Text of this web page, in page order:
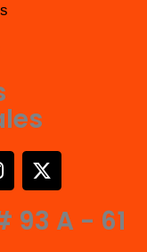
X
-
w
93 A - 61